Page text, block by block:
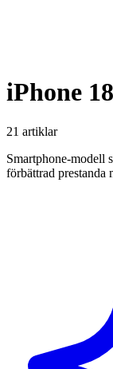
iPhone
21 artiklar
Smartphone-modell
förbättrad prestanda